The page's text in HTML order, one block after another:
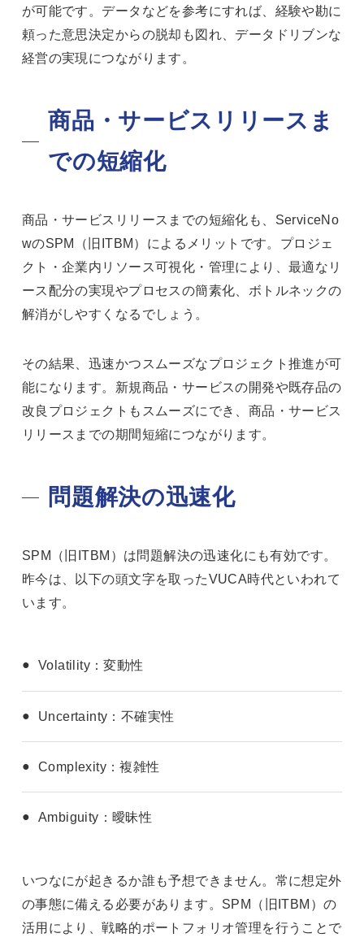
が可能です。データなどを参考にすれば、経験や勘に
頼った意思決定からの脱却も図れ、データドリブンな
経営の実現につながります。
商品・サービスリリースま
での短縮化
商品・サービスリリースまでの短縮化も、ServiceNo
wのSPM（旧ITBM）によるメリットです。プロジェ
クト・企業内リソース可視化・管理により、最適なリ
ース配分の実現やプロセスの簡素化、ボトルネックの
解消がしやすくなるでしょう。
その結果、迅速かつスムーズなプロジェクト推進が可
能になります。新規商品・サービスの開発や既存品の
改良プロジェクトもスムーズにでき、商品・サービス
リリースまでの期間短縮につながります。
問題解決の迅速化
SPM（旧ITBM）は問題解決の迅速化にも有効です。
昨今は、以下の頭文字を取ったVUCA時代といわれて
います。
Volatility：変動性
Uncertainty：不確実性
Complexity：複雑性
Ambiguity：曖昧性
いつなにが起きるか誰も予想できません。常に想定外
の事態に備える必要があります。SPM（旧ITBM）の
活用により、戦略的ポートフォリオ管理を行うことで